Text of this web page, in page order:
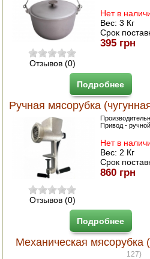
Отзывов (0)
Нет в
Вес:3 Кг
Срок
395 грн
Подробнее
Ручная мясорубка
Отзывов (0)
Привод - ручной.
Нет в
Вес: 2 Кг
Срок
860 грн
Подробнее
Механическая
127)